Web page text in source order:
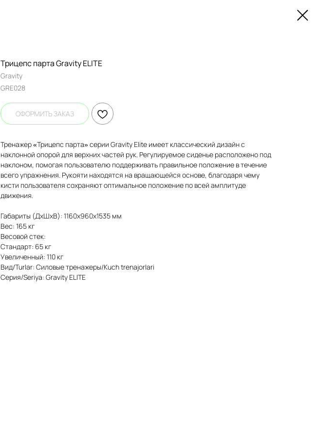
Трицепс парта Gravity ELITE
Gravity
GRE028
ОФОРМИТЬ ЗАКАЗ
Тренажер «Трицепс парта» серии Gravity Elite имеет классический дизайн с
наклонной опорой для верхних частей рук. Регулируемое сиденье расположено под
наклоном, помогая пользователю поддерживать правильное положение в течение
всего упражнения. Рукояти находятся на вращающейся основе, благодаря чему
кисти пользователя сохраняют оптимальное положение по всей амплитуде
движения.
Габариты (ДхШхВ): 1160х960х1535 мм
Вес: 165 кг
Весовой стек:
Стандарт: 65 кг
Увеличенный: 110 кг
Вид/Turlar: Силовые тренажеры/Kuch trenajorlari
Серия/Seriya: Gravity ELITE